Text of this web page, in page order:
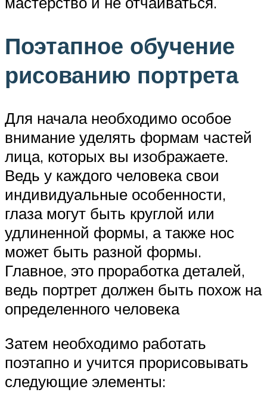
Поэтапное обучение
рисованию портрета
Для начала необходимо особое
внимание уделять формам частей
лица, которых вы изображаете.
Ведь у каждого человека свои
индивидуальные особенности,
глаза могут быть круглой или
удлиненной формы, а также нос
может быть разной формы.
Главное, это проработка деталей,
ведь портрет должен быть похож на
определенного человека
Затем необходимо работать
поэтапно и учится прорисовывать
следующие элементы: